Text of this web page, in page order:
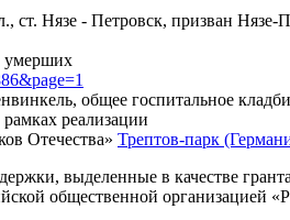
ст. Нязе - Петровск, призван
общее госпитальное
реализации
Отечества» Трептов-парк
выделенные в качестве
общественной организацией